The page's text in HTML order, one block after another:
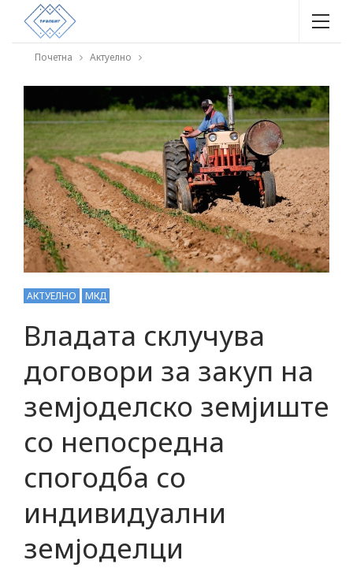
Почетна Актуелно
АКТУЕЛНО МКД
Владата склучува
договори за закуп на
земјоделско земјиште
со непосредна
спогодба со
индивидуални
земјоделци